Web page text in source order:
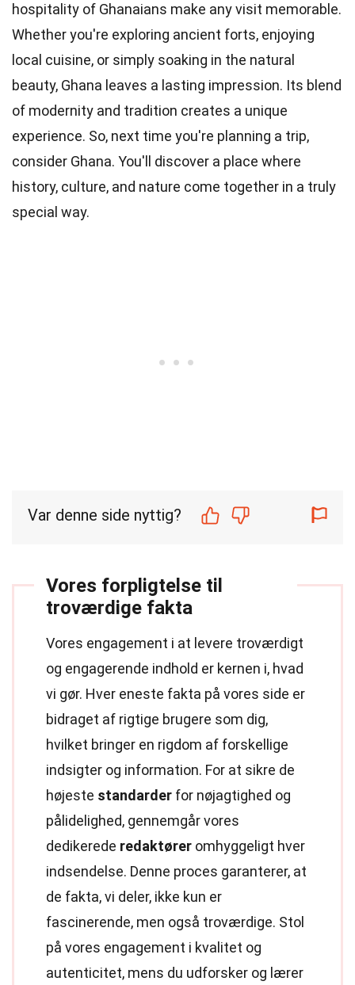
hospitality of Ghanaians make any visit memorable.
Whether you're exploring ancient forts, enjoying
local cuisine, or simply soaking in the natural
beauty, Ghana leaves a lasting impression. Its blend
of modernity and tradition creates a unique
experience. So, next time you're planning a trip,
consider Ghana. You'll discover a place where
history, culture, and nature come together in a truly
special way.
Var denne side nyttig?
Vores forpligtelse til
troværdige fakta
Vores engagement i at levere troværdigt
og engagerende indhold er kernen i, hvad
vi gør. Hver eneste fakta på vores side er
bidraget af rigtige brugere som dig,
hvilket bringer en rigdom af forskellige
indsigter og information. For at sikre de
højeste standarder for nøjagtighed og
pålidelighed, gennemgår vores
dedikerede redaktører omhyggeligt hver
indsendelse. Denne proces garanterer, at
de fakta, vi deler, ikke kun er
fascinerende, men også troværdige. Stol
på vores engagement i kvalitet og
autenticitet, mens du udforsker og lærer